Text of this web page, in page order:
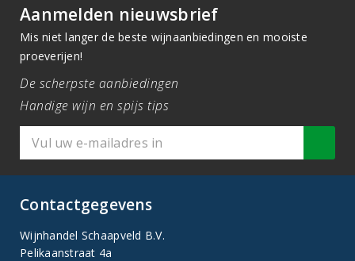
Aanmelden nieuwsbrief
Mis niet langer de beste wijnaanbiedingen en mooiste
proeverijen!
De scherpste aanbiedingen
Handige wijn en spijs tips
Contactgegevens
Wijnhandel Schaapveld B.V.
Pelikaanstraat 4a